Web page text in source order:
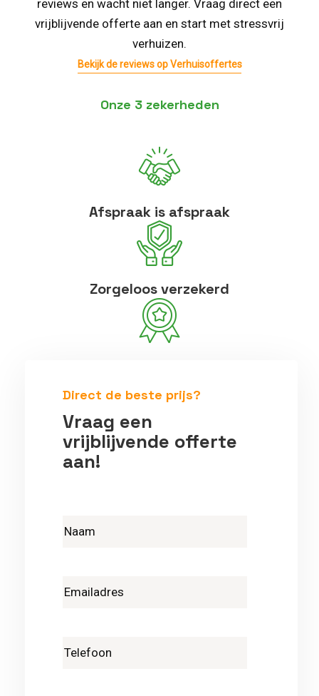
reviews en wacht niet langer. Vraag direct een
vrijblijvende offerte aan en start met stressvrij
verhuizen.
Bekijk de reviews op Verhuisoffertes
Onze 3 zekerheden
Afspraak is afspraak
Zorgeloos verzekerd
Direct de beste prijs?
Vraag een
vrijblijvende offerte
aan!